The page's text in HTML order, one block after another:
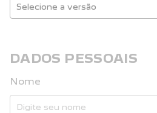
DADOS PESSOAIS
Nome